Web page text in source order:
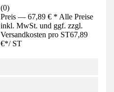
(0)
Preis — 67,89 € * Alle Preise
inkl. MwSt. und ggf. zzgl.
Versandkosten pro ST67,89
€*/ ST